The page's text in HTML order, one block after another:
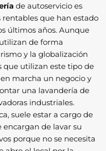
de autoservicio es
rentables que han estado
últimos años. Aunque
de forma
y la globalización
que utilizan este tipo de
marcha un negocio y
una lavandería de
industriales.
suele estar a cargo de
encargan de lavar su
porque no se necesita